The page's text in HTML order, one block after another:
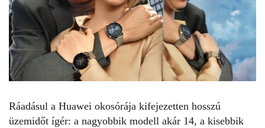
Ráadásul a Huawei okosórája kifejezetten hosszú
üzemidőt ígér: a nagyobbik modell akár 14, a kisebbik